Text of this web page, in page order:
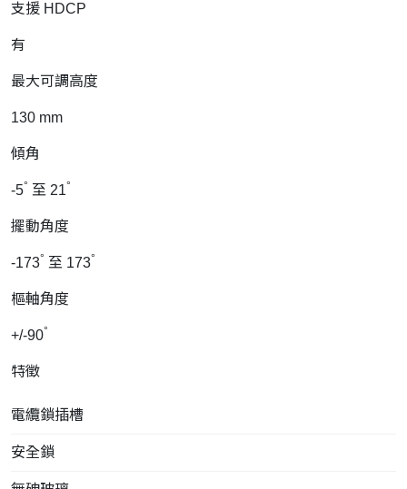
支援 HDCP
有
最大可調高度
130 mm
傾角
-5° 至 21°
擺動角度
-173° 至 173°
樞軸角度
+/-90°
特徵
電纜鎖插槽
安全鎖